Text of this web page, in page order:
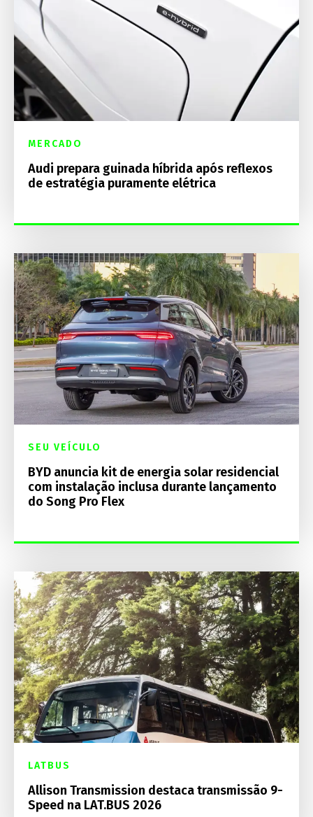
MERCADO
Audi prepara guinada híbrida após reflexos
de estratégia puramente elétrica
SEU VEÍCULO
BYD anuncia kit de energia solar residencial
com instalação inclusa durante lançamento
do Song Pro Flex
LATBUS
Allison Transmission destaca transmissão 9-
Speed na LAT.BUS 2026